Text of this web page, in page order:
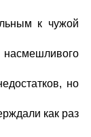
к чужой
но
как раз